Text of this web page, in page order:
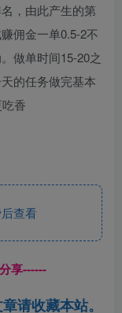
，由此产生的第
佣金一单0.5-2不
做单时间15-20之
的任务做完基本
香
查看
享------
请收藏本站。